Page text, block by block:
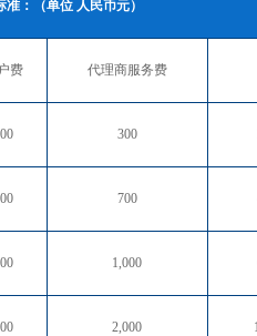
准：（单位 人民币元）
费 代理商服务费
300
700
1,000
2,000